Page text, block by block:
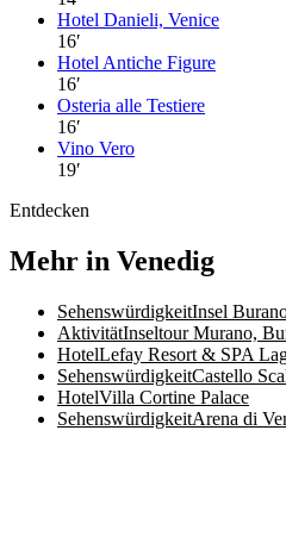
Hotel Danieli, Venice
16′
Hotel Antiche Figure
16′
Osteria alle Testiere
16′
Vino Vero
19′
Entdecken
Mehr in Venedig
SehenswürdigkeitInsel
AktivitätInseltour Murano,
HotelLefay Resort & SPA
SehenswürdigkeitCastello
HotelVilla Cortine Palace
SehenswürdigkeitArena di